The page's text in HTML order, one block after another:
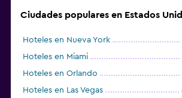
Ciudades populares en Estados
Hoteles en Nueva York
Hoteles en Miami
Hoteles en Orlando
Hoteles en Las Vegas